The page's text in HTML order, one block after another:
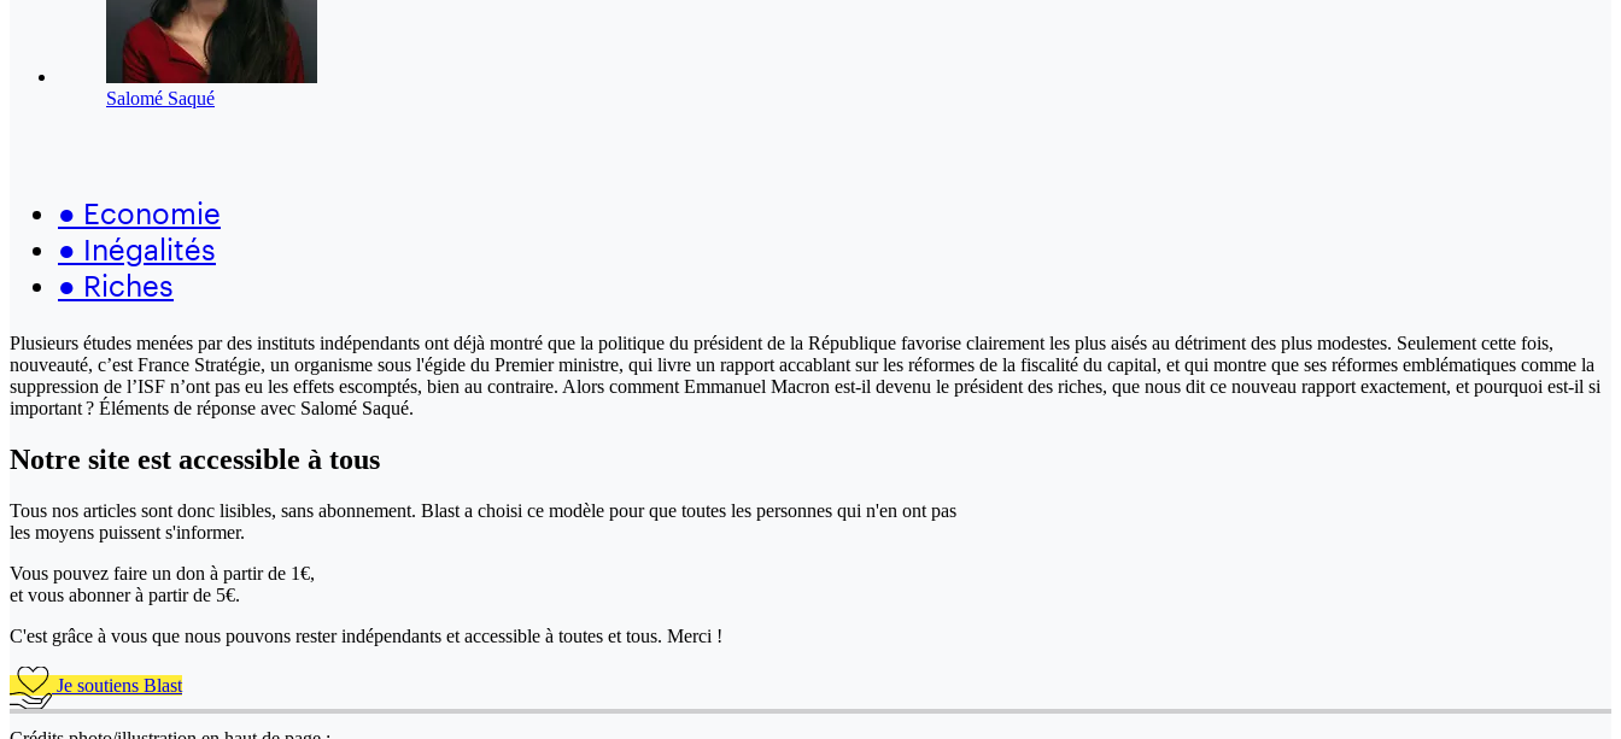
Salomé Saqué
● Economie
● Inégalités
● Riches
Plusieurs études menées par des instituts indépendants ont déjà montré que la politique du président de la République favorise clairement les plus aisés au détriment des plus modestes. Seulement cette fois,
nouveauté, c’est France Stratégie, un organisme sous l'égide du Premier ministre, qui livre un rapport accablant sur les réformes de la fiscalité du capital, et qui montre que ses réformes emblématiques comme la
suppression de l’ISF n’ont pas eu les effets escomptés, bien au contraire. Alors comment Emmanuel Macron est-il devenu le président des riches, que nous dit ce nouveau rapport exactement, et pourquoi est-il si
important ? Éléments de réponse avec Salomé Saqué.
Notre site est accessible à tous
Tous nos articles sont donc lisibles, sans abonnement. Blast a choisi ce modèle pour que toutes les personnes qui n'en ont pas
les moyens puissent s'informer.
Vous pouvez faire un don à partir de 1€,
et vous abonner à partir de 5€.
C'est grâce à vous que nous pouvons rester indépendants et accessible à toutes et tous. Merci !
Je soutiens Blast